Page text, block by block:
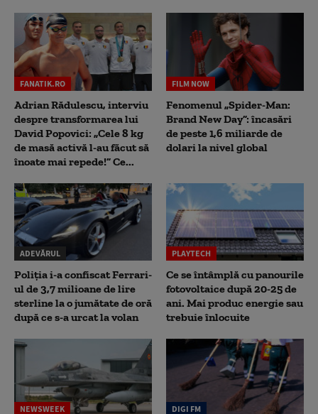
FANATIK.RO
Adrian Rădulescu, interviu
despre transformarea lui
David Popovici: „Cele 8 kg
de masă activă l-au făcut să
înoate mai repede!” Ce...
FILM NOW
Fenomenul „Spider-Man:
Brand New Day”: încasări
de peste 1,6 miliarde de
dolari la nivel global
ADEVĂRUL
Poliția i-a confiscat Ferrari-
ul de 3,7 milioane de lire
sterline la o jumătate de oră
după ce s-a urcat la volan
PLAYTECH
Ce se întâmplă cu panourile
fotovoltaice după 20-25 de
ani. Mai produc energie sau
trebuie înlocuite
NEWSWEEK DIGI FM